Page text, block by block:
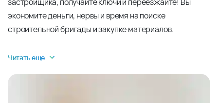
экономите деньги, нервы и время на поиске
строительной бригады и закупке материалов.
Читать еще